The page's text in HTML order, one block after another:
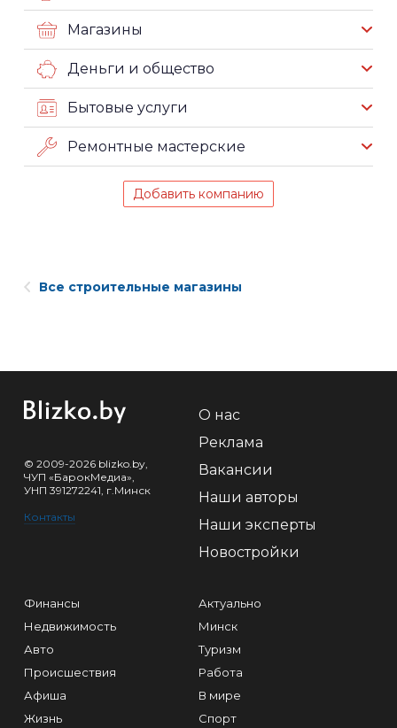
Магазины
Деньги и общество
Бытовые услуги
Ремонтные мастерские
Добавить компанию
Все строительные магазины
© 2009-2026 blizko.by,
ЧУП «БарокМедиа»,
УНП 391272241, г.Минск
Контакты
О нас
Реклама
Вакансии
Наши авторы
Наши эксперты
Новостройки
Финансы
Недвижимость
Авто
Происшествия
Афиша
Жизнь
Актуально
Минск
Туризм
Работа
В мире
Спорт